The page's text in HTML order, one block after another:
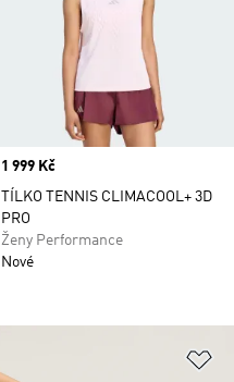
Price
1 999 Kč
TÍLKO TENNIS CLIMACOOL+ 3D
PRO
Ženy Performance
Nové